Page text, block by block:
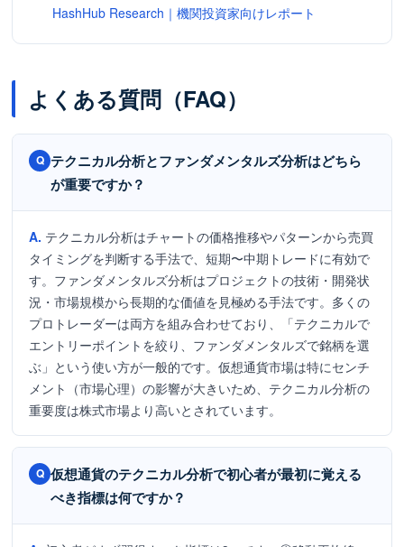
HashHub Research｜機関投資家向けレポート
よくある質問（FAQ）
テクニカル分析とファンダメンタルズ分析はどちら
が重要ですか？
テクニカル分析はチャートの価格推移やパターンから売買
タイミングを判断する手法で、短期〜中期トレードに有効で
す。ファンダメンタルズ分析はプロジェクトの技術・開発状
況・市場規模から長期的な価値を見極める手法です。多くの
プロトレーダーは両方を組み合わせており、「テクニカルで
エントリーポイントを絞り、ファンダメンタルズで銘柄を選
ぶ」という使い方が一般的です。仮想通貨市場は特にセンチ
メント（市場心理）の影響が大きいため、テクニカル分析の
重要度は株式市場より高いとされています。
仮想通貨のテクニカル分析で初心者が最初に覚える
べき指標は何ですか？